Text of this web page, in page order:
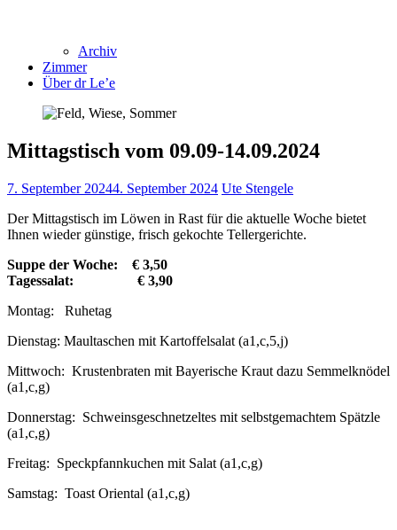
Archiv
Zimmer
Über dr Le’e
Mittagstisch vom 09.09-14.09.2024
7. September 20244. September 2024 Ute Stengele
Der Mittagstisch im Löwen in Rast für die aktuelle Woche bietet
Ihnen wieder günstige, frisch gekochte Tellergerichte.
Suppe der Woche: € 3,50
Tagessalat: € 3,90
Montag: Ruhetag
Dienstag: Maultaschen mit Kartoffelsalat (a1,c,5,j)
Mittwoch: Krustenbraten mit Bayerische Kraut dazu Semmelknödel
(a1,c,g)
Donnerstag: Schweinsgeschnetzeltes mit selbstgemachtem Spätzle
(a1,c,g)
Freitag: Speckpfannkuchen mit Salat (a1,c,g)
Samstag: Toast Oriental (a1,c,g)